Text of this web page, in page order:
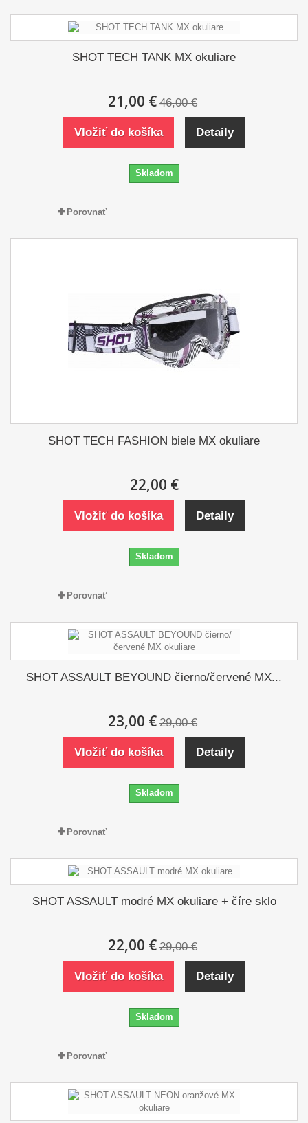
SHOT TECH TANK MX okuliare
21,00 € 46,00 €
Vložiť do košíka Detaily
Skladom
Porovnať
SHOT TECH FASHION biele MX okuliare
22,00 €
Vložiť do košíka Detaily
Skladom
Porovnať
SHOT ASSAULT BEYOUND čierno/červené MX...
23,00 € 29,00 €
Vložiť do košíka Detaily
Skladom
Porovnať
SHOT ASSAULT modré MX okuliare + číre sklo
22,00 € 29,00 €
Vložiť do košíka Detaily
Skladom
Porovnať